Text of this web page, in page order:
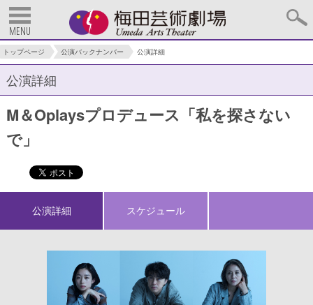
MENU
トップページ 公演バックナンバー 公演詳細
公演詳細
M＆Oplaysプロデュース「私を探さない
で」
公演詳細 スケジュール